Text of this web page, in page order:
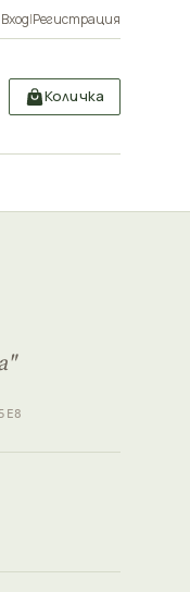
Вход|Регистрация
Количка